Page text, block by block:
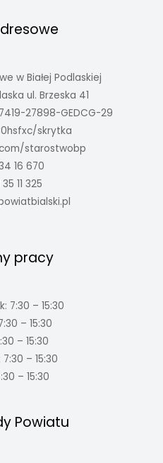
w Białej Podlaskiej
ul. Brzeska 41
27898-GEDCG-29
skrytka
starostwobp
16 670
11 325
pracy
7:30 – 15:30
– 15:30
– 15:30
– 15:30
– 15:30
Powiatu